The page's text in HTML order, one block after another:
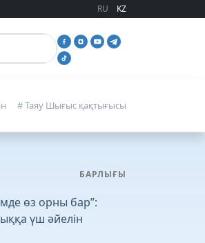
RU KZ
# Таяу Шығыс қақтығысы
БАРЛЫҒЫ
өз орны бар”:
үш әйелін